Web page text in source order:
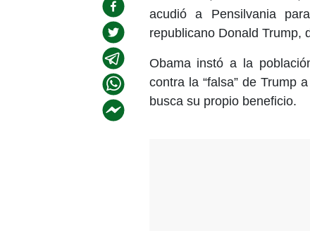
acudió a Pensilvania
republicano Donald Trump,
Obama instó a la
contra la “falsa” de Trump
busca su propio beneficio.